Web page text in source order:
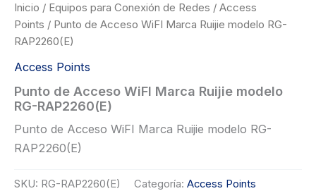
Inicio / Equipos para Conexión de Redes / Access
Points / Punto de Acceso WiFI Marca Ruijie modelo RG-
RAP2260(E)
Access Points
Punto de Acceso WiFI Marca Ruijie modelo
RG-RAP2260(E)
Punto de Acceso WiFI Marca Ruijie modelo RG-
RAP2260(E)
SKU: RG-RAP2260(E) Categoría: Access Points